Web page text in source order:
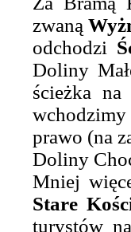
zwaną
odchodzi
Doliny
ścieżka
wchodzimy
prawo (na
Doliny
Mniej
Stare
turystów